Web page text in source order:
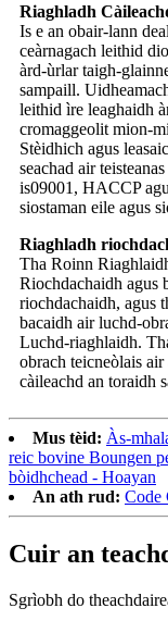
Riaghladh
Is e an obair-lann
ceàrnagach leithid
àrd-ùrlar taigh-
sampaill.
leithid ìre leaghaidh
cromaggeolit ​​mion-
Stèidhich agus
seachad air
is09001, HACCP
siostaman eile agus
Riaghladh
Tha Roinn
Riochdachaidh agus
riochdachaidh, agus
bacaidh air luchd-
Luchd-riaghlaidh.
obrach teicneòlais
càileachd an toraidh
Mus tèid: Às-
reic bovine Boungen
bòidhchead - Hoayan
An ath rud: Code
Cuir an
Sgrìobh do